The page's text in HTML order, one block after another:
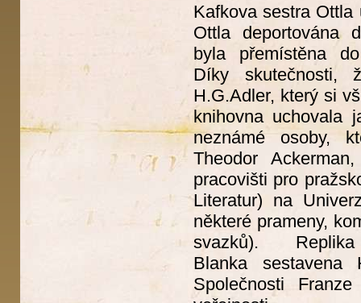
Kafkova sestra
Ottla deportována
byla přemístěna
Díky skutečnosti,
H.G.Adler, který si
knihovna uchovala
neznámé osoby,
Theodor
pracovišti pro
Literatur) na
některé prameny,
svazků).
Blanka sestavena
Společnosti